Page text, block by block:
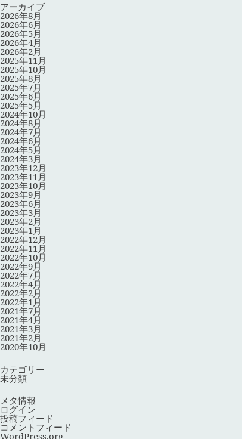
アーカイブ
2026年8月
2026年6月
2026年5月
2026年4月
2026年2月
2025年11月
2025年10月
2025年8月
2025年7月
2025年6月
2025年5月
2024年10月
2024年8月
2024年7月
2024年6月
2024年5月
2024年3月
2023年12月
2023年11月
2023年10月
2023年9月
2023年6月
2023年3月
2023年2月
2023年1月
2022年12月
2022年11月
2022年10月
2022年9月
2022年7月
2022年4月
2022年2月
2022年1月
2021年7月
2021年4月
2021年3月
2021年2月
2020年10月
カテゴリー
未分類
メタ情報
ログイン
投稿フィード
コメントフィード
WordPress.org